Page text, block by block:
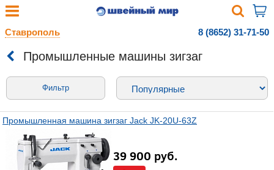
Ставрополь 8 (8652) 31-71-50
Промышленные машины зигзаг
Фильтр
Промышленная машина зигзаг Jack JK-20U-63Z
39 900 руб.